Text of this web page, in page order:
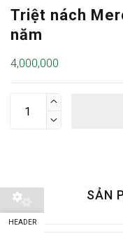
Triệt nách
năm
4,000,000


SẢN
HEADER